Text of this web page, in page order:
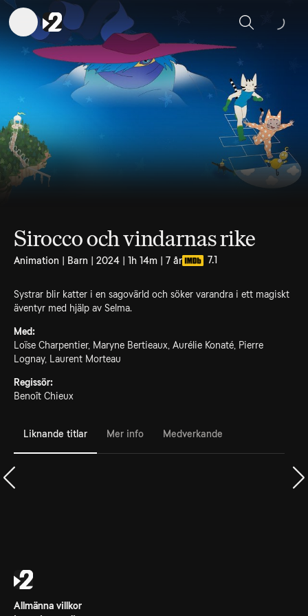
Sök
Sirocco och vindarnas rike
Animation | Barn | 2024 | 1h 14m | 7 år 7.1
Systrar blir katter i en sagovärld och söker varandra i ett magiskt
äventyr med hjälp av Selma.
Med:
Loïse Charpentier, Maryne Bertieaux, Aurélie Konaté, Pierre
Lognay, Laurent Morteau
Regissör:
Benoît Chieux
Liknande titlar Mer info Medverkande
Allmänna villkor